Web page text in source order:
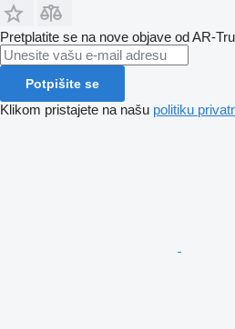
Pretplatite se na nove objave od AR-
Potpišite se
Klikom pristajete na našu politiku